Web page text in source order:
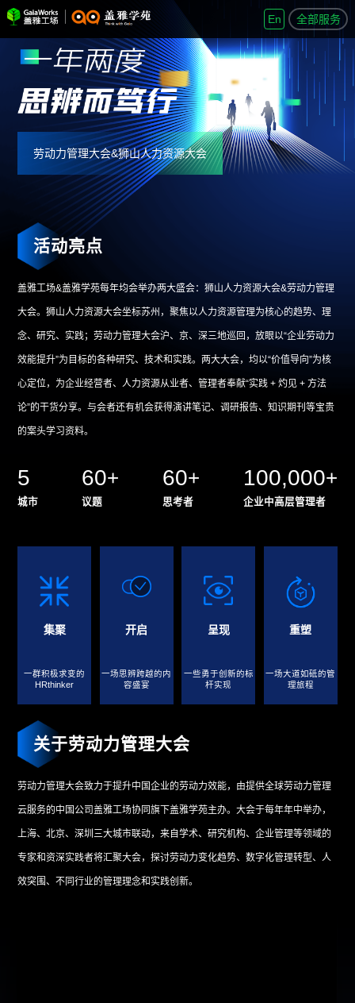
En 全部服务
劳动力管理大会&狮山人力资源大会
活动亮点
盖雅工场&盖雅学苑每年均会举办两大盛会：狮山人力资源大会&劳动力管理
大会。狮山人力资源大会坐标苏州，聚焦以人力资源管理为核心的趋势、理
念、研究、实践；劳动力管理大会沪、京、深三地巡回，放眼以“企业劳动力
效能提升”为目标的各种研究、技术和实践。两大大会，均以“价值导向”为核
心定位，为企业经营者、人力资源从业者、管理者奉献“实践 + 灼见 + 方法
论”的干货分享。与会者还有机会获得演讲笔记、调研报告、知识期刊等宝贵
的案头学习资料。
5
城市
60+
议题
60+
思考者
100,000+
企业中高层管理者
集聚
一群积极求变的
HRthinker
开启
一场思辨跨越的内
容盛宴
呈现
一些勇于创新的标
杆实现
重塑
一场大道如砥的管
理旅程
关于劳动力管理大会
劳动力管理大会致力于提升中国企业的劳动力效能，由提供全球劳动力管理
云服务的中国公司盖雅工场协同旗下盖雅学苑主办。大会于每年年中举办，
上海、北京、深圳三大城市联动，来自学术、研究机构、企业管理等领域的
专家和资深实践者将汇聚大会，探讨劳动力变化趋势、数字化管理转型、人
效突围、不同行业的管理理念和实践创新。